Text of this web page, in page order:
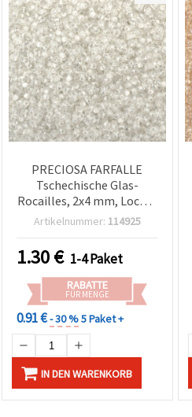
PRECIOSA FARFALLE
Tschechische Glas-
Rocailles, 2x4 mm, Loch: 1
mm, Transparent mit
Innenfärbung, 10 g ±250
Stk
Artikelnummer: 114925
1.30€ 1-4 Paket
RABATTE
FÜR MENGE
0.91 €- 30 %5 Paket +
IN DEN WARENKORB